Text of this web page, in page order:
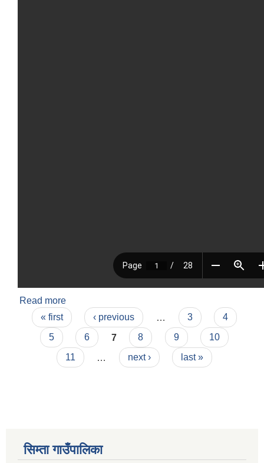
Read more
नियमावली २०७८
Pages
« first ‹ previous 3
4
5
6 7 8 9
10
11
next › last »
सिम्ता गाउँपालिका